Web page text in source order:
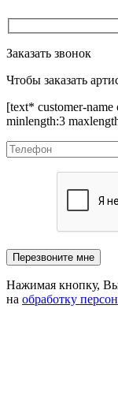
Заказать звонок
Чтобы заказать
[text* customer-
minlength:3
Нажимая кнопку, Вы
на обработку